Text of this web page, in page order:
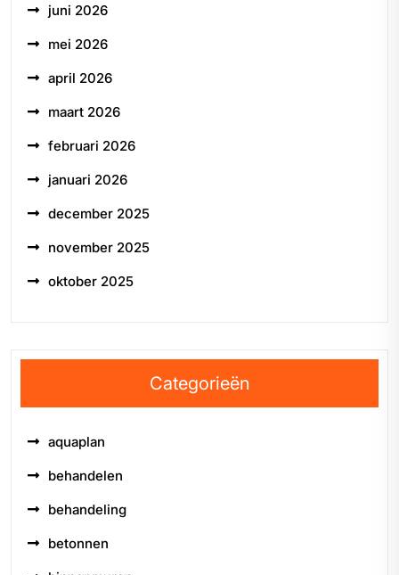
juni 2026
mei 2026
april 2026
maart 2026
februari 2026
januari 2026
december 2025
november 2025
oktober 2025
Categorieën
aquaplan
behandelen
behandeling
betonnen